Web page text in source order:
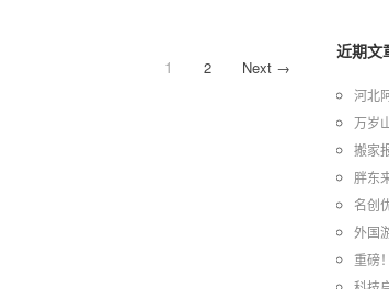
1 2 Next →
近期文
河北
万岁
搬家
胖东
名创
外国
重磅